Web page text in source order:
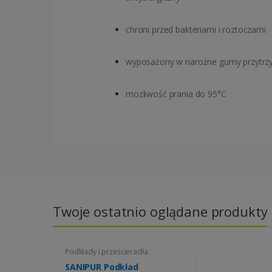
chroni przed bakteriami i roztoczami
wyposażony w narożne gumy
możliwość prania do 95°C
Twoje ostatnio oglądane produkty
Podkłady i prześcieradła
SANIPUR Podkład